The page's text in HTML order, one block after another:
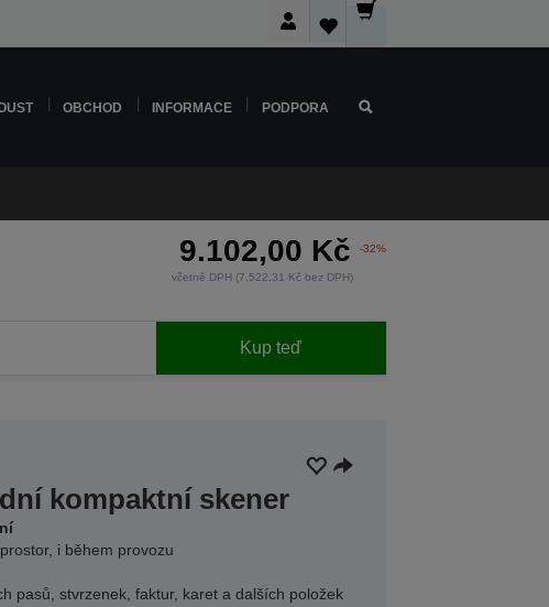
OBCHOD INFORMACE PODPORA
9.102,00 Kč -32%
včetně DPH (7.522,31 Kč bez DPH)
Kup teď
kompaktní skener
i během provozu
pasů, stvrzenek, faktur, karet a dalších položek